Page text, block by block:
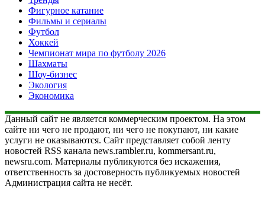
Фигурное катание
Фильмы и сериалы
Футбол
Хоккей
Чемпионат мира по футболу 2026
Шахматы
Шоу-бизнес
Экология
Экономика
Данный сайт не является коммерческим проектом. На этом
сайте ни чего не продают, ни чего не покупают, ни какие
услуги не оказываются. Сайт представляет собой ленту
новостей RSS канала news.rambler.ru, kommersant.ru,
newsru.com. Материалы публикуются без искажения,
ответственность за достоверность публикуемых новостей
Администрация сайта не несёт.